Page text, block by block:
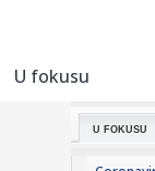
18:53:
18:51:
U fokusu
U FOKUSU